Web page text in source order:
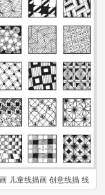
儿童线描画 创意线描 线